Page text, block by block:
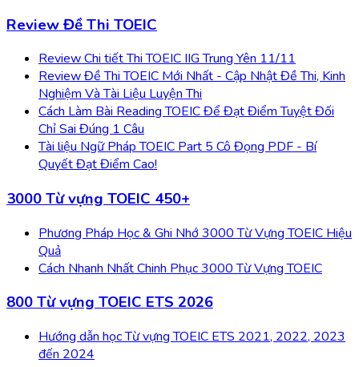
Review Đề Thi TOEIC
Review Chi tiết Thi TOEIC IIG Trung Yên 11/11
Review Đề Thi TOEIC Mới Nhất - Cập Nhật Đề Thi, Kinh
Nghiệm Và Tài Liệu Luyện Thi
Cách Làm Bài Reading TOEIC Để Đạt Điểm Tuyệt Đối
Chỉ Sai Đúng 1 Câu
Tài liệu Ngữ Pháp TOEIC Part 5 Cô Đọng PDF - Bí
Quyết Đạt Điểm Cao!
3000 Từ vựng TOEIC 450+
Phương Pháp Học & Ghi Nhớ 3000 Từ Vựng TOEIC Hiệu
Quả
Cách Nhanh Nhất Chinh Phục 3000 Từ Vựng TOEIC
800 Từ vựng TOEIC ETS 2026
Hướng dẫn học Từ vựng TOEIC ETS 2021, 2022, 2023
đến 2024